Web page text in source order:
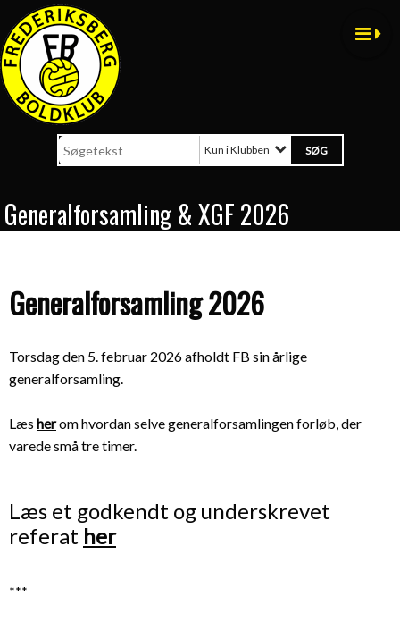
Kun i Klubben
Generalforsamling & XGF 2026
Generalforsamling 2026
Torsdag den 5. februar 2026 afholdt FB sin årlige
generalforsamling.
Læs herom hvordan selve generalforsamlingen forløb, der
varede små tre timer.
Læs et godkendt og underskrevet
referat her
***